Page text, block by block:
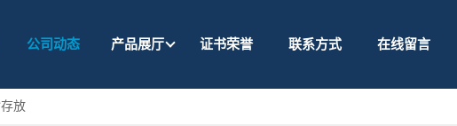
公司动态 产品展厅 证书荣誉 联系方式 在线留言
放